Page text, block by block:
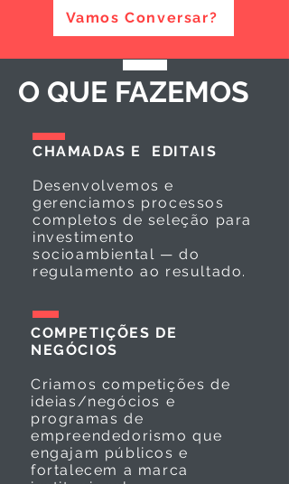
Vamos Conversar?
O QUE FAZEMOS
CHAMADAS E EDITAIS
Desenvolvemos e
gerenciamos processos
completos de seleção para
investimento
socioambiental — do
regulamento ao resultado.
COMPETIÇÕES DE
NEGÓCIOS
Criamos competições de
ideias/negócios e
programas de
empreendedorismo que
engajam públicos e
fortalecem a marca